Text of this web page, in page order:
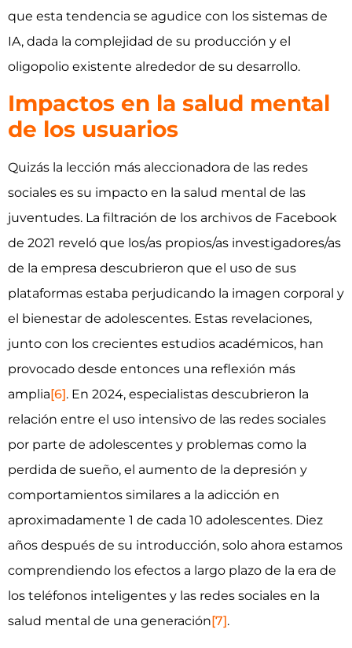
que esta tendencia se agudice con los sistemas de
IA, dada la complejidad de su producción y el
oligopolio existente alrededor de su desarrollo.
Impactos en la salud mental
de los usuarios
Quizás la lección más aleccionadora de las redes
sociales es su impacto en la salud mental de las
juventudes. La filtración de los archivos de Facebook
de 2021 reveló que los/as propios/as investigadores/as
de la empresa descubrieron que el uso de sus
plataformas estaba perjudicando la imagen corporal y
el bienestar de adolescentes. Estas revelaciones,
junto con los crecientes estudios académicos, han
provocado desde entonces una reflexión más
amplia[6]. En 2024, especialistas descubrieron la
relación entre el uso intensivo de las redes sociales
por parte de adolescentes y problemas como la
perdida de sueño, el aumento de la depresión y
comportamientos similares a la adicción en
aproximadamente 1 de cada 10 adolescentes. Diez
años después de su introducción, solo ahora estamos
comprendiendo los efectos a largo plazo de la era de
los teléfonos inteligentes y las redes sociales en la
salud mental de una generación[7].